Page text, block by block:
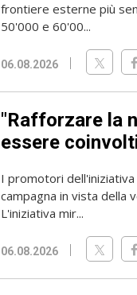
frontiere esterne più
50'000 e 60'00...
06.08.2026
"Rafforzare la
essere
I promotori
campagna in vista della
L'iniziativa mir...
06.08.2026